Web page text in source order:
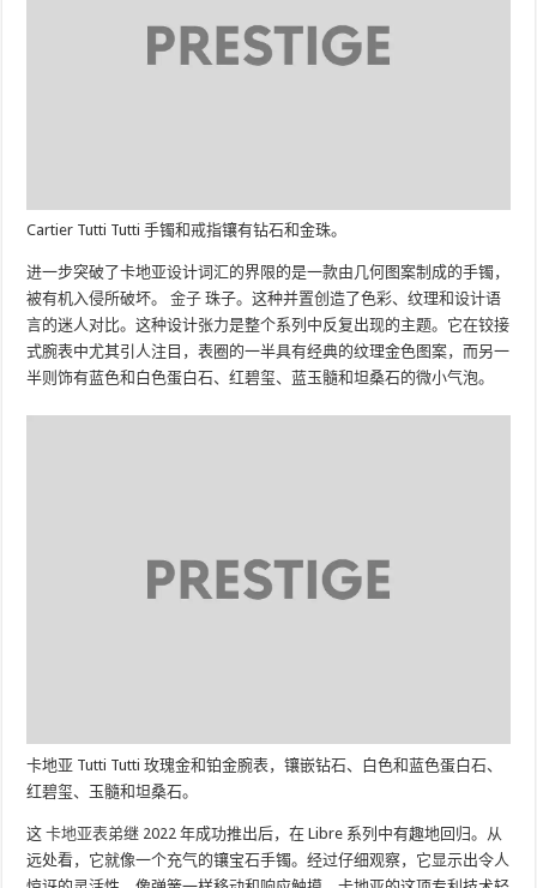
Cartier Tutti Tutti 手镯和戒指镶有钻石和金珠。
进一步突破了卡地亚设计词汇的界限的是一款由几何图案制成的手镯，
被有机入侵所破坏。金子 珠子。这种并置创造了色彩、纹理和设计语
言的迷人对比。这种设计张力是整个系列中反复出现的主题。它在铰接
式腕表中尤其引人注目，表圈的一半具有经典的纹理金色图案，而另一
半则饰有蓝色和白色蛋白石、红碧玺、蓝玉髓和坦桑石的微小气泡。
卡地亚 Tutti Tutti 玫瑰金和铂金腕表，镶嵌钻石、白色和蓝色蛋白石、
红碧玺、玉髓和坦桑石。
这卡地亚表弟继 2022 年成功推出后，在 Libre 系列中有趣地回归。从
远处看，它就像一个充气的镶宝石手镯。经过仔细观察，它显示出令人